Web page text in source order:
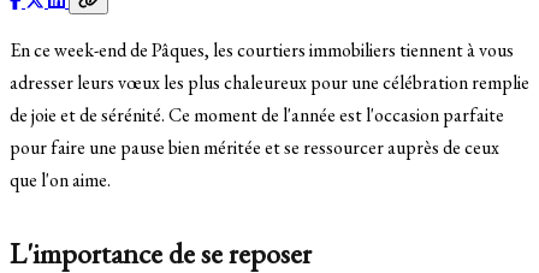
En ce week-end de Pâques, les courtiers immobiliers tiennent à vous
adresser leurs vœux les plus chaleureux pour une célébration remplie
de joie et de sérénité. Ce moment de l'année est l'occasion parfaite
pour faire une pause bien méritée et se ressourcer auprès de ceux
que l'on aime.
L'importance de se reposer